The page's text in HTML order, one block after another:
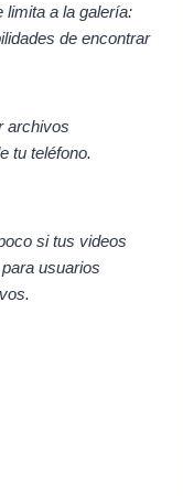
limita a la galería:
de encontrar
archivos
tu teléfono.
si tus videos
usuarios